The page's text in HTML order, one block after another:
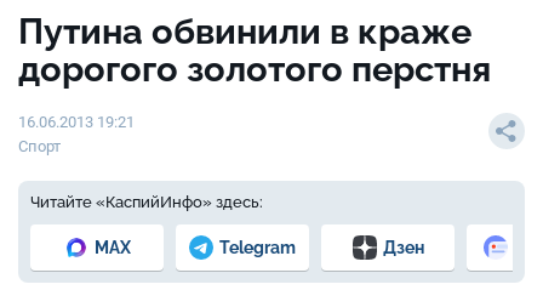
Путина обвинили в краже
дорогого золотого перстня
16.06.2013 19:21
Спорт
Читайте «КаспийИнфо» здесь:
MAX Telegram Дзен